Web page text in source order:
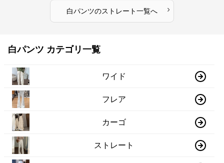
白パンツのストレート一覧へ ›
白パンツ カテゴリ一覧
ワイド
フレア
カーゴ
ストレート